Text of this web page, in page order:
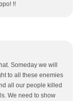
!!
Someday we will
to all these enemies
all our people killed
We need to show